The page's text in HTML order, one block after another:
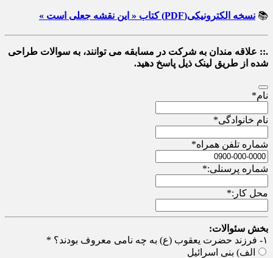
📚 نسخه الکترونیکی(PDF) کتاب « این نقشه جعلی است »
.:: علاقه مندان به شرکت در مسابقه می توانند، به سوالات طراحی
شده از طریق لینک ذیل پاسخ دهید.
نام*
نام خانوادگی*
شماره تلفن همراه*
شماره پرسنلی:*
محل کار:*
بخش سئوالات:
۱- فرزند حضرت یعقوب (ع) به چه نامی معروف بودند؟
*
الف) بنی اسرائیل